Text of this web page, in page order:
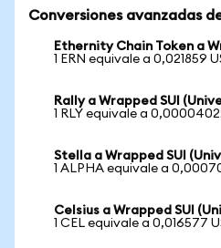
Conversiones avanzadas
Ethernity Chain Token a
1 ERN equivale a 0,021859
Rally a Wrapped SUI
1 RLY equivale a
Stella a Wrapped SUI
1 ALPHA equivale a
Celsius a Wrapped SUI
1 CEL equivale a 0,016577